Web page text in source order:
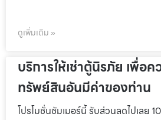
ดูเพิ่มเติม »
บริการให้เช่าตู้นิรภัย เพื่อ
ทรัพย์สินอันมีค่าของท่าน
โปรโมชั่นชัมเมอร์นี้ รับส่วนลดไปเลย